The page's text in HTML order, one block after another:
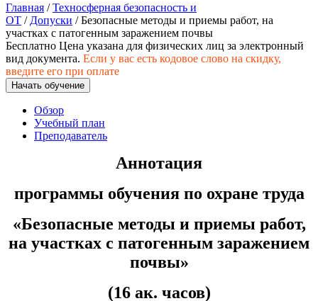
Экологическая безопасность в
промышленности
Управление охраной труда.
Техносферная безопасность
Безопасность труда
общественного питания в
организации
хозяйственной деятельностью
Главная /Техносферная безопасность и
ОТ / Допуски / Безопасные методы и приемы работ, на
участках с патогенным заражением почвы
Бесплатно Цена указана для физических лиц за электронный
вид документа. Если у вас есть кодовое слово на скидку,
введите его при оплате
Начать обучение
Обзор
Учебный план
Преподаватель
Аннотация
программы обучения по охране труда
«Безопасные методы и приемы работ,
на участках с патогенным заражением
почвы»
(16 ак. часов)